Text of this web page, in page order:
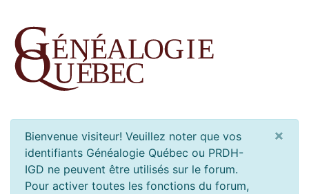
Bienvenue visiteur! Veuillez noter que vos
identifiants Généalogie Québec ou PRDH-
IGD ne peuvent être utilisés sur le forum.
Pour activer toutes les fonctions du forum,
×